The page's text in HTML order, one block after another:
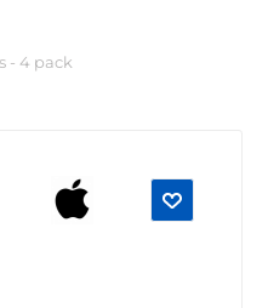
- 4 pack